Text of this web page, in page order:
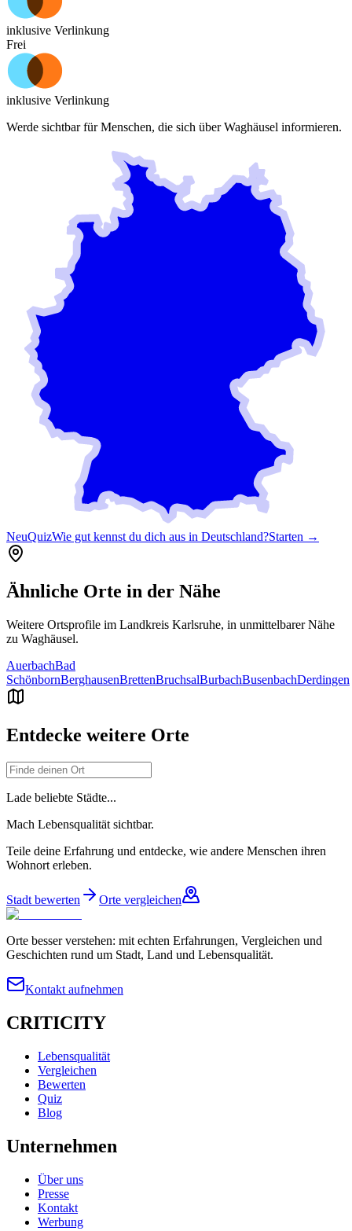
inklusive Verlinkung
Frei
inklusive Verlinkung
Werde sichtbar für Menschen, die sich überWaghäusel informieren.
NeuQuizWie gut kennst du dich aus in Deutschland?Starten →
Ähnliche Orte in der Nähe
Weitere Ortsprofile im Landkreis Karlsruhe, in unmittelbarer Nähe
zu Waghäusel.
AuerbachBad
SchönbornBerghausenBrettenBruchsalBurbachBusenbachDerdingen
Entdecke weitere Orte
Lade beliebte Städte...
Mach Lebensqualität sichtbar.
Teile deine Erfahrung und entdecke, wie andere Menschen ihren
Wohnort erleben.
Stadt bewerten Orte vergleichen
Orte besser verstehen: mit echten Erfahrungen, Vergleichen und
Geschichten rund um Stadt, Land und Lebensqualität.
Kontakt aufnehmen
CRITICITY
Lebensqualität
Vergleichen
Bewerten
Quiz
Blog
Unternehmen
Über uns
Presse
Kontakt
Werbung